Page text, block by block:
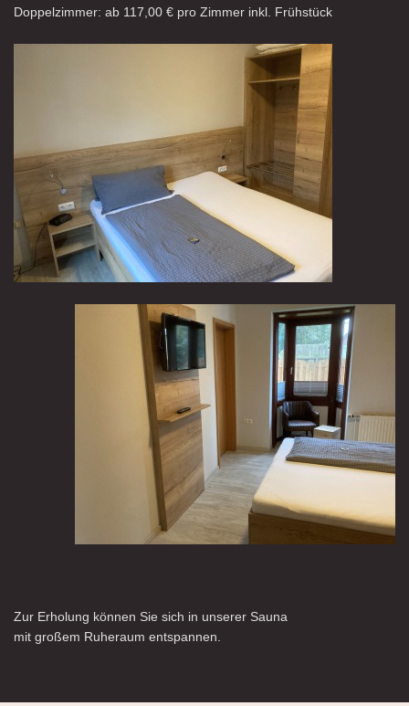
Doppelzimmer: ab 117,00 € pro Zimmer inkl. Frühstück
Zur Erholung können Sie sich in unserer Sauna
mit großem Ruheraum entspannen.